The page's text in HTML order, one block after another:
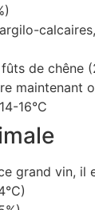
de chêne
maintenant
16°C
grand vin,